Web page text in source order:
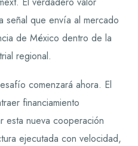
señal que envía al mercado
de México dentro de la
regional.
comenzará ahora. El
financiamiento
esta nueva cooperación
ejecutada con velocidad,